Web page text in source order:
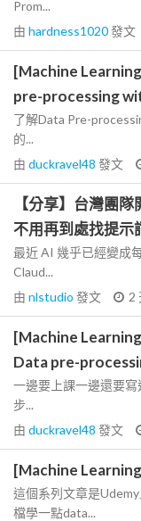
Prom...
由 hardness1020發文
[Machine
pre-processing
了解Data Pre-
的...
由 duckravel48 發文
【分享】台灣團
不用再到處找提示
最近 AI 幾乎已經變成
Claud...
由 nlstudio 發文 2
[Machine
Data pre-
一邊要上課一邊還要
步...
由 duckravel48 發文
[Machine
這個系列文章是
檔學一點data...